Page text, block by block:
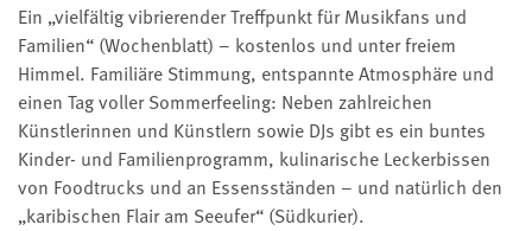
Ein „vielfältig vibrierender Treffpunkt für Musikfans und
Familien“ (Wochenblatt) – kostenlos und unter freiem
Himmel. Familiäre Stimmung, entspannte Atmosphäre und
einen Tag voller Sommerfeeling: Neben zahlreichen
Künstlerinnen und Künstlern sowie DJs gibt es ein buntes
Kinder- und Familienprogramm, kulinarische Leckerbissen
von Foodtrucks und an Essensständen – und natürlich den
„karibischen Flair am Seeufer“ (Südkurier).